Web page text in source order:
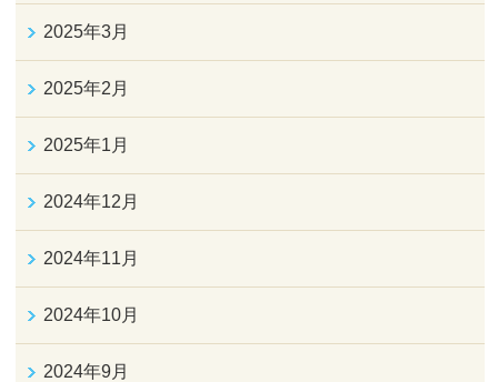
2025年3月
2025年2月
2025年1月
2024年12月
2024年11月
2024年10月
2024年9月